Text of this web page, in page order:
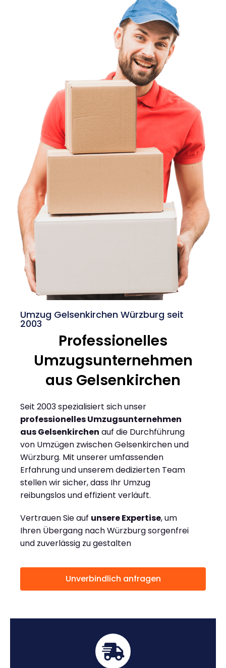
Umzug Gelsenkirchen Würzburg seit
2003
Professionelles
Umzugsunternehmen
aus Gelsenkirchen
Seit 2003 spezialisiert sich unser
professionelles Umzugsunternehmen
aus Gelsenkirchen auf die Durchführung
von Umzügen zwischen Gelsenkirchen und
Würzburg. Mit unserer umfassenden
Erfahrung und unserem dedizierten Team
stellen wir sicher, dass Ihr Umzug
reibungslos und effizient verläuft.
Vertrauen Sie auf unsere Expertise, um
Ihren Übergang nach Würzburg sorgenfrei
und zuverlässig zu gestalten
Unverbindlich anfragen